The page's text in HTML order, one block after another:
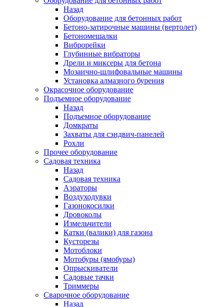
Назад
Оборудование для бетонных работ
Бетоно-затирочные машины (вертолет)
Бетономешалки
Виброрейки
Глубинные вибраторы
Дрели и миксеры для бетона
Мозаично-шлифовальные машины
Установка алмазного бурения
Окрасочное оборудование
Подъемное оборудование
Назад
Подъемное оборудование
Домкраты
Захваты для сэндвич-панелей
Рохли
Прочее оборудование
Садовая техника
Назад
Садовая техника
Аэраторы
Воздуходувки
Газонокосилки
Дровоколы
Измельчители
Катки (валики) для газона
Кусторезы
Мотоблоки
Мотобуры (ямобуры)
Опрыскиватели
Садовые тачки
Триммеры
Сварочное оборудование
Назад